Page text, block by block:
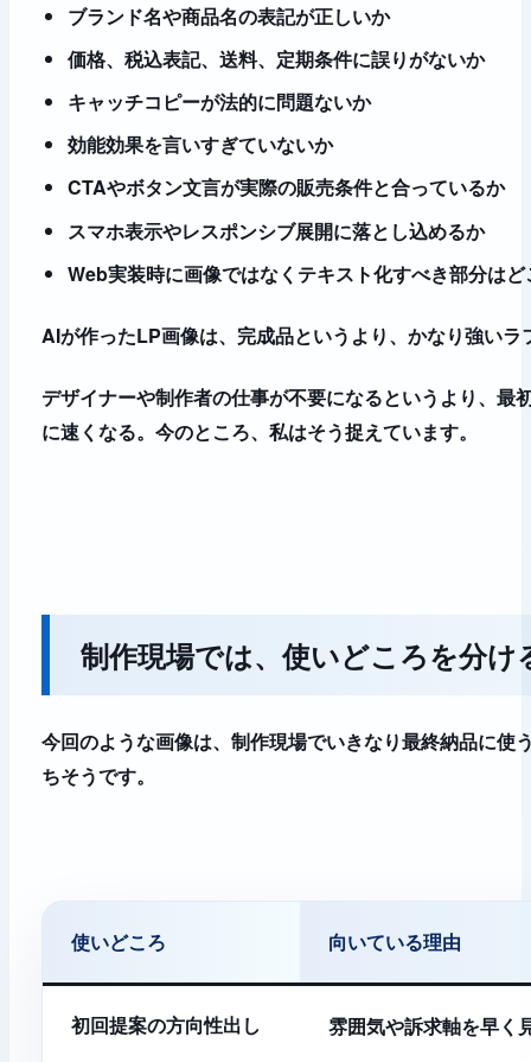
ブランド名や商品名の表記が正しいか
価格、税込表記、送料、定期条件に誤りがないか
キャッチコピーが法的に問題ないか
効能効果を言いすぎていないか
CTAやボタン文言が実際の販売条件と合っているか
スマホ表示やレスポンシブ展開に落とし込めるか
Web実装時に画像ではなくテキスト化すべき部分はど
AIが作ったLP画像は、完成品というより、 かなり強いラ
デザイナーや制作者の仕事が不要になるというより、最
に速くなる。今のところ、私はそう捉えています。
制作現場では、使いどころを分
今回のような画像は、制作現場でいきなり最終納品に使
ちそうです。
使いどころ 向いている理由
初回提案の方向性出し 雰囲気や訴求軸を早く